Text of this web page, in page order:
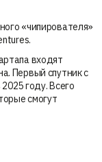
«чипирователя»
входят
Первый спутник с
году. Всего
смогут